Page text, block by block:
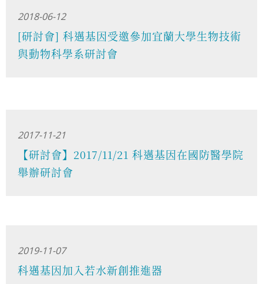
2018-06-12
[研討會] 科邁基因受邀參加宜蘭大學生物技術
與動物科學系研討會
2017-11-21
【研討會】2017/11/21 科邁基因在國防醫學院
舉辦研討會
2019-11-07
科邁基因加入若水新創推進器